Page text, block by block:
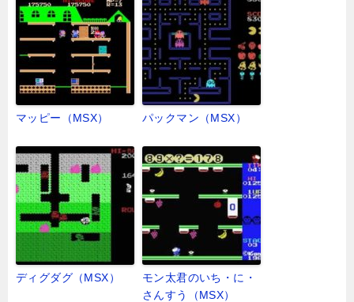
マッピー（MSX） パックマン（MSX）
ディグダグ（MSX）
モン太君のいち・に・
さんすう（MSX）